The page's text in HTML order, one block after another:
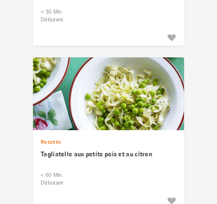
< 30 Min.
Débutant
Recette
Tagliatelle aux petits pois et au citron
< 60 Min.
Débutant